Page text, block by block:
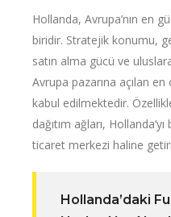
Hollanda, Avrupa’nın en
biridir. Stratejik konumu,
satın alma gücü ve
Avrupa pazarına açılan
kabul edilmektedir.
dağıtım ağları,
ticaret merkezi haline
Hollanda’daki